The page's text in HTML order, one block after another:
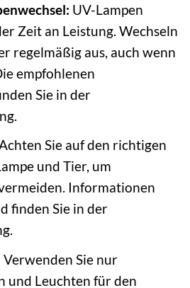
UV-Lampen
Zeit an Leistung. Wechseln
regelmäßig aus, auch wenn
empfohlenen
Sie in der
Sie auf den richtigen
und Tier, um
Informationen
finden Sie in der
Verwenden Sie nur
und Leuchten für den